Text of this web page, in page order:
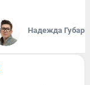
Надежда Губарь